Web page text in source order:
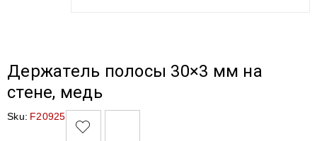
Держатель полосы 30×3 мм на
стене, медь
Sku: F20925